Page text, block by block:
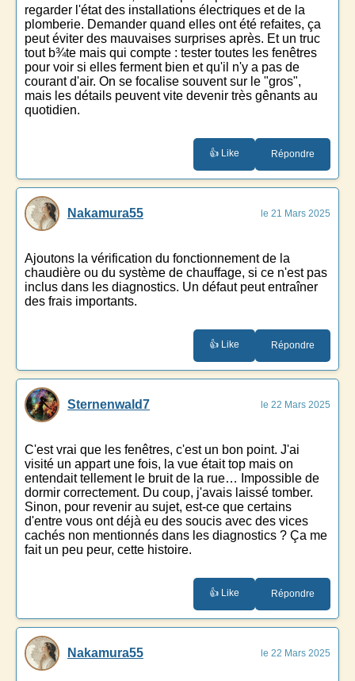
regarder l'état des installations électriques et de la
plomberie. Demander quand elles ont été refaites, ça
peut éviter des mauvaises surprises après. Et un truc
tout b¾te mais qui compte : tester toutes les fenêtres
pour voir si elles ferment bien et qu'il n'y a pas de
courant d'air. On se focalise souvent sur le "gros",
mais les détails peuvent vite devenir très gênants au
quotidien.
👍 Like Répondre
Nakamura55 le 21 Mars 2025
Ajoutons la vérification du fonctionnement de la
chaudière ou du système de chauffage, si ce n'est pas
inclus dans les diagnostics. Un défaut peut entraîner
des frais importants.
👍 Like Répondre
Sternenwald7 le 22 Mars 2025
C'est vrai que les fenêtres, c'est un bon point. J'ai
visité un appart une fois, la vue était top mais on
entendait tellement le bruit de la rue… Impossible de
dormir correctement. Du coup, j'avais laissé tomber.
Sinon, pour revenir au sujet, est-ce que certains
d'entre vous ont déjà eu des soucis avec des vices
cachés non mentionnés dans les diagnostics ? Ça me
fait un peu peur, cette histoire.
👍 Like Répondre
Nakamura55 le 22 Mars 2025